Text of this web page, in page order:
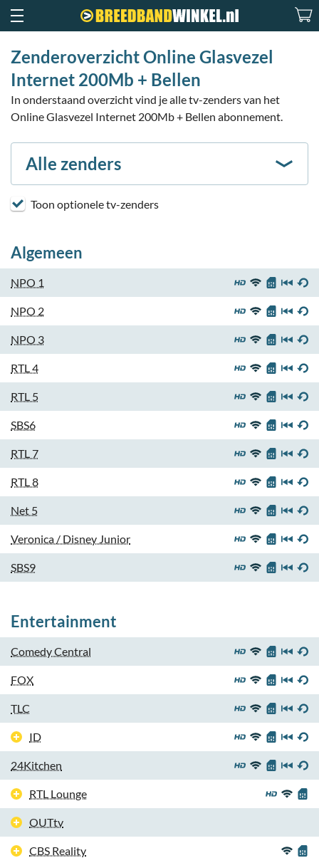
Zenderoverzicht Online Glasvezel
Internet 200Mb + Bellen
In onderstaand overzicht vind je alle tv-zenders van het
Online Glasvezel Internet 200Mb + Bellen abonnement.
Alle zenders
Toon optionele tv-zenders
Algemeen
NPO 1
NPO 2
NPO 3
RTL 4
RTL 5
SBS6
RTL 7
RTL 8
Net 5
Veronica / Disney Junior
SBS9
Entertainment
Comedy Central
FOX
TLC
ID
24Kitchen
RTL Lounge
OUTtv
CBS Reality